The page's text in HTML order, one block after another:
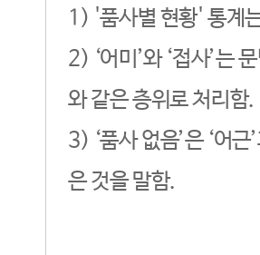
1) '품사별 현황' 통계
2) ‘어미’와 ‘접사’는
와 같은 층위로 처리함.
3) ‘품사 없음’은 ‘어
은 것을 말함.